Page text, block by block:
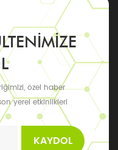
özel haber
yerel etkinlikleri
KAYDOL